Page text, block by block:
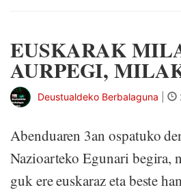
EUSKARAK
AURPEGI,
Deustualdeko Berbalaguna
Abenduaren 3an ospatuko
Nazioarteko Egunari begira,
guk ere euskaraz eta beste